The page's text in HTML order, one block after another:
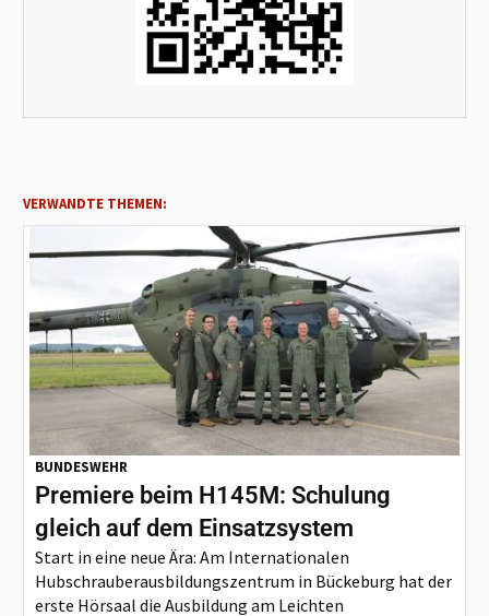
VERWANDTE THEMEN:
BUNDESWEHR
Premiere beim H145M: Schulung
gleich auf dem Einsatzsystem
Start in eine neue Ära: Am Internationalen
Hubschrauberausbildungszentrum in Bückeburg hat der
erste Hörsaal die Ausbildung am Leichten